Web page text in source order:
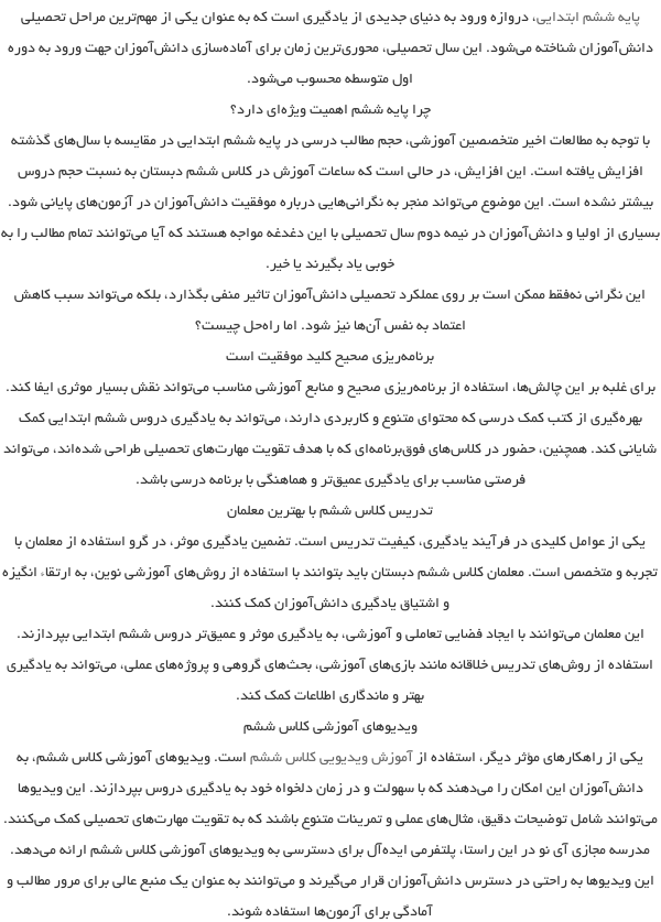
پایه ششم ابتدایی، دروازه ورود به دنیای جدیدی از یادگیری است که به عنوان یکی از مهم‌ترین مراحل تحصیلی
دانش‌آموزان شناخته می‌شود. این سال تحصیلی، محوری‌ترین زمان برای آماده‌سازی دانش‌آموزان جهت ورود به دوره
اول متوسطه محسوب می‌شود.
چرا پایه ششم اهمیت ویژه‌ای دارد؟
با توجه به مطالعات اخیر متخصصین آموزشی، حجممطالب درسی در پایه ششم ابتدایی در مقایسه با سال‌های گذشته
افزایش یافته است. این افزایش، در حالی است که ساعات آموزش در کلاس ششم دبستان به نسبت حجم دروس
بیشتر نشده است. این موضوع می‌تواند منجر به نگرانی‌هایی درباره موفقیت دانش‌آموزان در آزمون‌های پایانی شود.
بسیاری از اولیا و دانش‌آموزان در نیمه دوم سال تحصیلی با این دغدغه مواجه هستند که آیا می‌توانند تمام مطالب را به
خوبی یاد بگیرند یا خیر.
این نگرانی نه‌فقط ممکن است بر روی عملکرد تحصیلی دانش‌آموزان تاثیر منفی بگذارد، بلکه می‌تواند سبب کاهش
اعتماد به نفس آن‌ها نیز شود. اما راه‌حل چیست؟
برنامه‌ریزی صحیح کلید موفقیت است
برای غلبه بر این چالش‌ها، استفاده از برنامه‌ریزی صحیح و منابع آموزشی مناسب می‌تواند نقش بسیار موثری ایفا کند.
بهره‌گیری از کتب کمک درسی که محتوای متنوع و کاربردی دارند، می‌تواند بهیادگیری دروس ششم ابتدایی کمک
شایانی کند. همچنین، حضور در کلاس‌های فوق‌برنامه‌ای که با هدف تقویت مهارت‌های تحصیلی طراحی شده‌اند، می‌تواند
فرصتی مناسب برای یادگیری عمیق‌تر و هماهنگی با برنامه درسی باشد.
تدریس کلاس ششم با بهترین معلمان
یکی از عوامل کلیدی در فرآیند یادگیری، کیفیت تدریس است. تضمین یادگیری موثر، در گرو استفاده از معلمان با
تجربه و متخصص است. معلمان کلاس ششم دبستانباید بتوانند با استفاده از روش‌های آموزشی نوین، به ارتقاء انگیزه
و اشتیاق یادگیری دانش‌آموزان کمک کنند.
این معلمان می‌توانند با ایجاد فضایی تعاملی و آموزشی، به یادگیری موثر و عمیق‌تر دروس ششم ابتدایی بپردازند.
استفاده از روش‌های تدریس خلاقانه مانند بازی‌های آموزشی، بحث‌های گروهی و پروژه‌های عملی، می‌تواند به یادگیری
بهتر و ماندگاری اطلاعات کمک کند.
ویدیوهای آموزشی کلاس ششم
یکی از راهکارهای مؤثر دیگر، استفاده از آموزش ویدیویی کلاس ششماست. ویدیوهای آموزشی کلاس ششم، به
دانش‌آموزان این امکان را می‌دهند که با سهولت و در زمان دلخواه خود به یادگیری دروس بپردازند. این ویدیوها
می‌توانند شامل توضیحات دقیق، مثال‌های عملی و تمرینات متنوع باشند که به تقویت مهارت‌های تحصیلی کمک می‌کنند.
مدرسه مجازی آی نو در این راستا، پلتفرمی ایده‌آل برای دسترسی به ویدیوهای آموزشی کلاس ششمارائه می‌دهد.
این ویدیوها به راحتی در دسترس دانش‌آموزان قرار می‌گیرند و می‌توانند به عنوان یک منبع عالی برای مرور مطالب و
آمادگی برای آزمون‌ها استفاده شوند.